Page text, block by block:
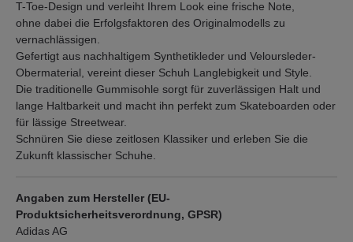
T-Toe-Design und verleiht Ihrem Look eine frische Note,
ohne dabei die Erfolgsfaktoren des Originalmodells zu
vernachlässigen.
Gefertigt aus nachhaltigem Synthetikleder und Veloursleder-
Obermaterial, vereint dieser Schuh Langlebigkeit und Style.
Die traditionelle Gummisohle sorgt für zuverlässigen Halt und
lange Haltbarkeit und macht ihn perfekt zum Skateboarden oder
für lässige Streetwear.
Schnüren Sie diese zeitlosen Klassiker und erleben Sie die
Zukunft klassischer Schuhe.
Angaben zum Hersteller (EU-
Produktsicherheitsverordnung, GPSR)
Adidas AG